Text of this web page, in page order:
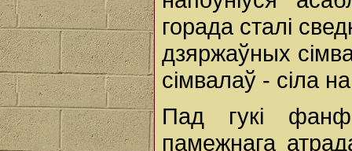
горада сталі
дзяржаўных
сімвалаў - сіла
Пад гукі
памежнага